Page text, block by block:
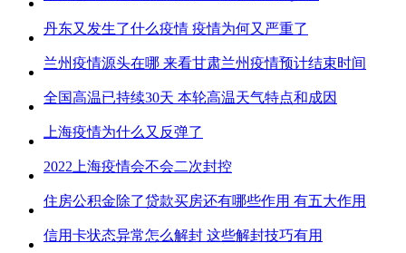
丹东又发生了什么疫情 疫情为何又严重了
兰州疫情源头在哪 来看甘肃兰州疫情预计结束时间
全国高温已持续30天 本轮高温天气特点和成因
上海疫情为什么又反弹了
2022上海疫情会不会二次封控
住房公积金除了贷款买房还有哪些作用 有五大作用
信用卡状态异常怎么解封 这些解封技巧有用